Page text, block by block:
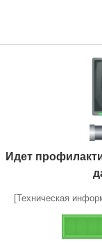
Идет
[Техническая